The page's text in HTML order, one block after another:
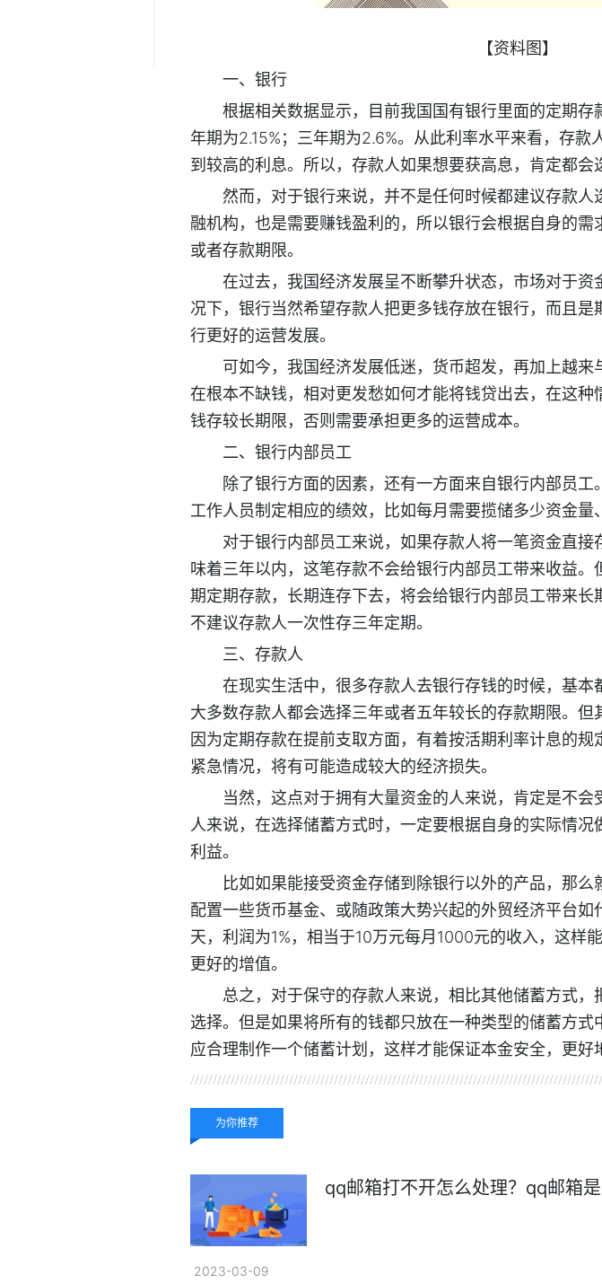
【资料图】
一、银行
根据相关数据显示，目前我国国有银行里面的定期存
年期为2.15%；三年期为2.6%。从此利率水平来看，存款
到较高的利息。所以，存款人如果想要获高息，肯定都会
然而，对于银行来说，并不是任何时候都建议存款
融机构，也是需要赚钱盈利的，所以银行会根据自身的
或者存款期限。
在过去，我国经济发展呈不断攀升状态，市场对于
况下，银行当然希望存款人把更多钱存放在银行，而且
行更好的运营发展。
可如今，我国经济发展低迷，货币超发，再加上越
在根本不缺钱，相对更发愁如何才能将钱贷出去，在这
钱存较长期限，否则需要承担更多的运营成本。
二、银行内部员工
除了银行方面的因素，还有一方面来自银行内部员
工作人员制定相应的绩效，比如每月需要揽储多少资金量
对于银行内部员工来说，如果存款人将一笔资金直
味着三年以内，这笔存款不会给银行内部员工带来收益
期定期存款，长期连存下去，将会给银行内部员工带来
不建议存款人一次性存三年定期。
三、存款人
在现实生活中，很多存款人去银行存钱的时候，基本
大多数存款人都会选择三年或者五年较长的存款期限。但
因为定期存款在提前支取方面，有着按活期利率计息的规
紧急情况，将有可能造成较大的经济损失。
当然，这点对于拥有大量资金的人来说，肯定是不
人来说，在选择储蓄方式时，一定要根据自身的实际情
利益。
比如如果能接受资金存储到除银行以外的产品，那
配置一些货币基金、或随政策大势兴起的外贸经济平台
天，利润为1%，相当于10万元每月1000元的收入，这样
更好的增值。
总之，对于保守的存款人来说，相比其他储蓄方式
选择。但是如果将所有的钱都只放在一种类型的储蓄方
应合理制作一个储蓄计划，这样才能保证本金安全，更好
为你推荐
qq邮箱打不开怎么处理？qq邮箱是
2023-03-09